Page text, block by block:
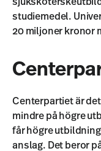
studiemedel.
20 miljoner kronor
Centerpartiet är
mindre på högre
får högre
anslag. Det beror